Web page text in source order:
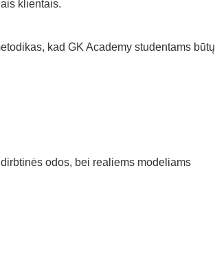
klientais.
kad GK Academy studentams būtų
odos, bei realiems modeliams